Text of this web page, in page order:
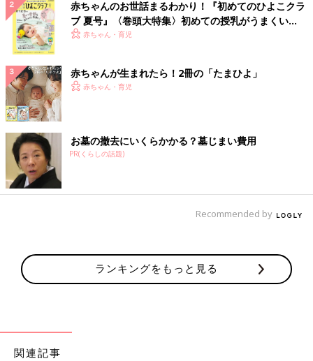
赤ちゃんのお世話まるわかり！『初めてのひよこクラ
ブ 夏号』〈巻頭大特集〉初めての授乳がうまくい
く！ おっぱい・ミルクの基本と夏のトラブル 解決テ
赤ちゃん・育児
赤ちゃんが生まれたら！2冊の「たまひよ」
赤ちゃん・育児
お墓の撤去にいくらかかる？墓じまい費用
PR(くらしの話題)
Recommended by
ランキングをもっと見る
関連記事